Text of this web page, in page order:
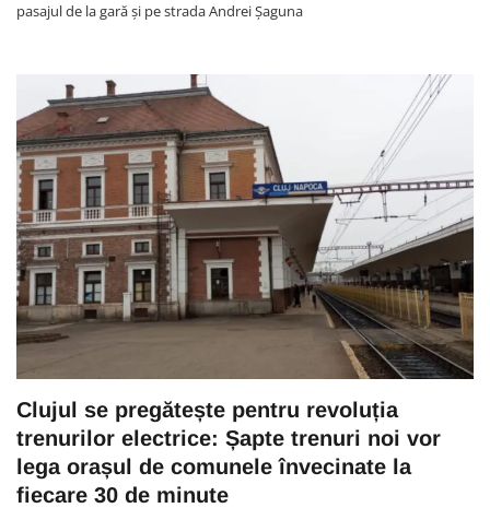
pasajul de la gară și pe strada Andrei Șaguna
Clujul se pregătește pentru revoluția
trenurilor electrice: Șapte trenuri noi vor
lega orașul de comunele învecinate la
fiecare 30 de minute